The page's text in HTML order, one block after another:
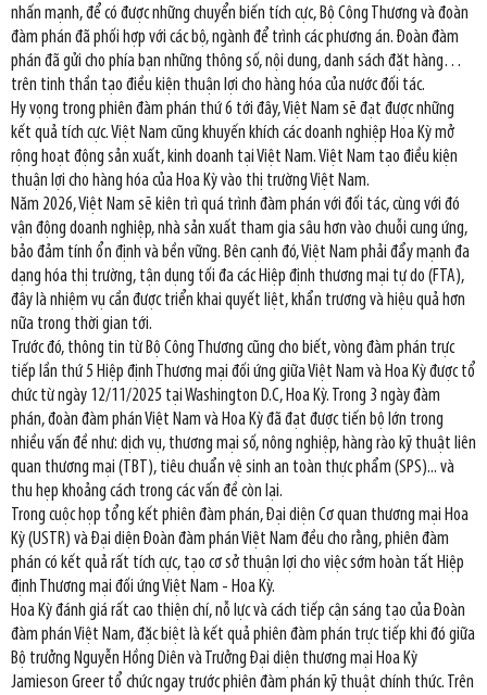
nhấn mạnh, để có được những chuyển biến tích cực, Bộ Công Thương và đoàn
đàm phán đã phối hợp với các bộ, ngành để trình các phương án. Đoàn đàm
phán đã gửi cho phía bạn những thông số, nội dung, danh sách đặt hàng…
trên tinh thần tạo điều kiện thuận lợi cho hàng hóa của nước đối tác.
Hy vọng trong phiên đàm phán thứ 6 tới đây, Việt Nam sẽ đạt được những
kết quả tích cực. Việt Nam cũng khuyến khích các doanh nghiệp Hoa Kỳ mở
rộng hoạt động sản xuất, kinh doanh tại Việt Nam. Việt Nam tạo điều kiện
thuận lợi cho hàng hóa của Hoa Kỳ vào thị trường Việt Nam.
Năm 2026, Việt Nam sẽ kiên trì quá trình đàm phán với đối tác, cùng với đó
vận động doanh nghiệp, nhà sản xuất tham gia sâu hơn vào chuỗi cung ứng,
bảo đảm tính ổn định và bền vững. Bên cạnh đó, Việt Nam phải đẩy mạnh đa
dạng hóa thị trường, tận dụng tối đa các Hiệp định thương mại tự do (FTA),
đây là nhiệm vụ cần được triển khai quyết liệt, khẩn trương và hiệu quả hơn
nữa trong thời gian tới.
Trước đó, thông tin từ Bộ Công Thương cũng cho biết, vòng đàm phán trực
tiếp lần thứ 5 Hiệp định Thương mại đối ứng giữa Việt Nam và Hoa Kỳ được tổ
chức từ ngày 12/11/2025 tại Washington D.C, Hoa Kỳ. Trong 3 ngày đàm
phán, đoàn đàm phán Việt Nam và Hoa Kỳ đã đạt được tiến bộ lớn trong
nhiều vấn đề như: dịch vụ, thương mại số, nông nghiệp, hàng rào kỹ thuật liên
quan thương mại (TBT), tiêu chuẩn vệ sinh an toàn thực phẩm (SPS)... và
thu hẹp khoảng cách trong các vấn đề còn lại.
Trong cuộc họp tổng kết phiên đàm phán, Đại diện Cơ quan thương mại Hoa
Kỳ (USTR) và Đại diện Đoàn đàm phán Việt Nam đều cho rằng, phiên đàm
phán có kết quả rất tích cực, tạo cơ sở thuận lợi cho việc sớm hoàn tất Hiệp
định Thương mại đối ứng Việt Nam - Hoa Kỳ.
Hoa Kỳ đánh giá rất cao thiện chí, nỗ lực và cách tiếp cận sáng tạo của Đoàn
đàm phán Việt Nam, đặc biệt là kết quả phiên đàm phán trực tiếp khi đó giữa
Bộ trưởng Nguyễn Hồng Diên và Trưởng Đại diện thương mại Hoa Kỳ
Jamieson Greer tổ chức ngay trước phiên đàm phán kỹ thuật chính thức. Trên